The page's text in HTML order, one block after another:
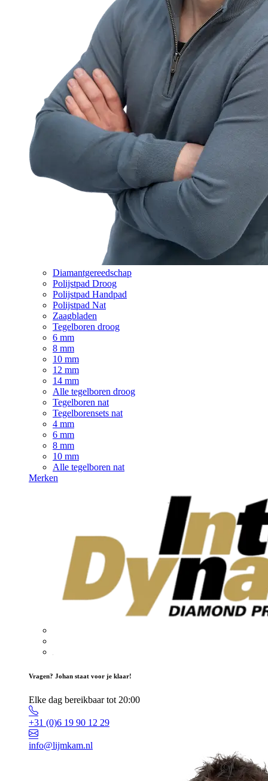
Diamantgereedschap
Polijstpad Droog
Polijstpad Handpad
Polijstpad Nat
Zaagbladen
Tegelboren droog
6 mm
8 mm
10 mm
12 mm
14 mm
Alle tegelboren droog
Tegelboren nat
Tegelborensets nat
4 mm
6 mm
8 mm
10 mm
Alle tegelboren nat
Merken
Vragen? Johan staat voor je klaar!
Elke dag bereikbaar tot 20:00
+31 (0)6 19 90 12 29
info@lijmkam.nl